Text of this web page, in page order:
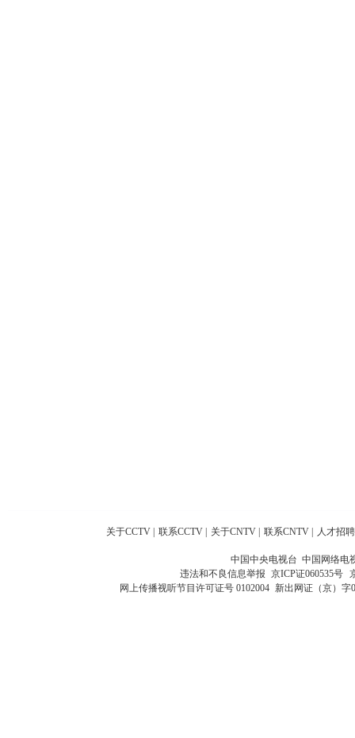
关于CCTV 联系CCTV 关于CNTV 联系CNTV 人才招聘
中国中央电视台 中国网络电
违法和不良信息举报 京ICP证060535号
网上传播视听节目许可证号 0102004 新出网证（京）